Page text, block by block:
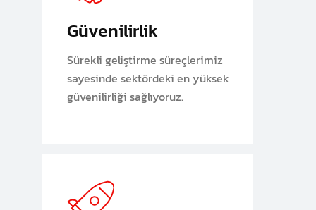
Güvenilirlik
Sürekli geliştirme süreçlerimiz
sayesinde sektördeki en yüksek
güvenilirliği sağlıyoruz.